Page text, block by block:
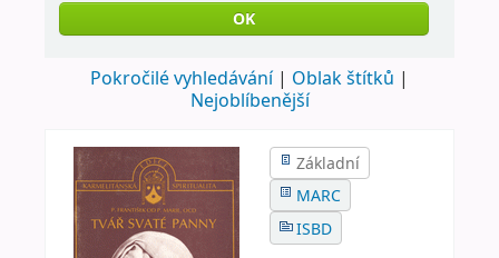
Město
Metují
OK
Pokročilé vyhledávání
Oblak štítků
Nejoblíbenější
Základní
MARC
ISBD